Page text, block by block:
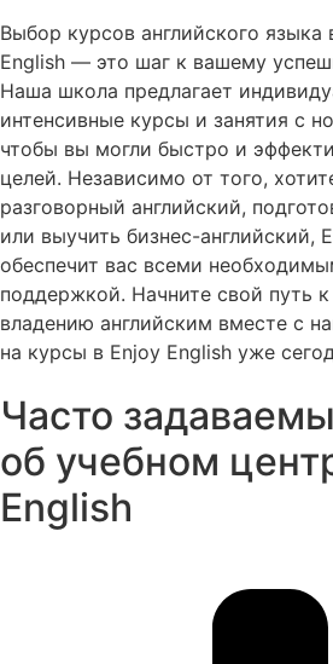
Выбор курсов английского
English — это шаг к вашему
Наша школа предлагает
интенсивные курсы и занятия с
чтобы вы могли быстро и
целей. Независимо от того,
разговорный английский,
или выучить бизнес-английский,
обеспечит вас всеми
поддержкой. Начните свой путь
владению английским вместе с
на курсы в Enjoy English уже
Часто
об учебном
English